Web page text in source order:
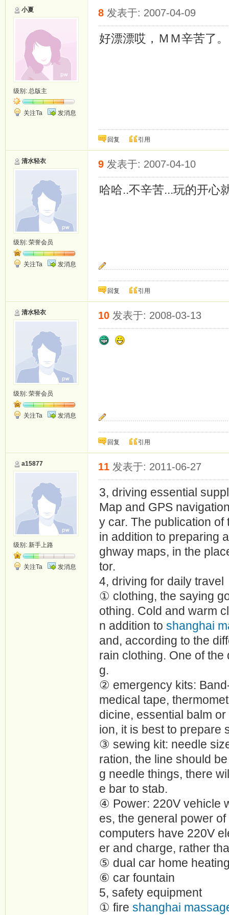
小夏
级别: 总版主
关注Ta 发消息
8 发表于: 2007-04-09
好漂漂哎，ＭＭ辛苦了
回复 引用
清水轻衣
级别: 荣誉会员
关注Ta 发消息
9 发表于: 2007-04-10
哈哈..不辛苦...玩的开心
期待你守护我的一生.
回复
引用
清水轻衣
级别: 荣誉会员
关注Ta 发消息
10 发表于: 2008-03-13
期待你守护我的一生.
回复
引用
a15877
级别: 新手上路
关注Ta 发消息
11 发表于: 2011-06-27
3, driving essential
Map and GPS
y car. The publication
in addition to preparing
ghway maps, in the
tor.
4, driving for daily travel
① clothing, the saying
othing. Cold and warm
n addition to shanghai
and, according to the
rain clothing. One of
g.
② emergency kits:
medical tape,
dicine, essential balm
ion, it is best to prepare
③ sewing kit: needle
ration, the line should
g needle things, there
e bar to stab.
④ Power: 220V vehicle
es, the general power
computers have 220V
er and charge, rather
⑤ dual car home
⑥ car fountain
5, safety equipment
① fire shanghai